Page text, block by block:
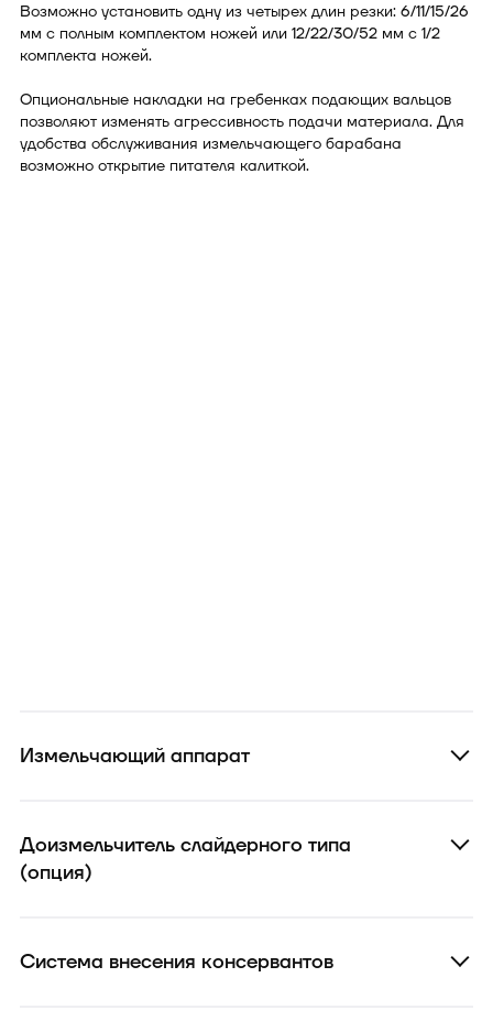
Возможно установить одну из четырех длин резки: 6/11/15/26
мм с полным комплектом ножей или 12/22/30/52 мм с 1/2
комплекта ножей.
Опциональные накладки на гребенках подающих вальцов
позволяют изменять агрессивность подачи материала. Для
удобства обслуживания измельчающего барабана
возможно открытие питателя калиткой.
Измельчающий аппарат
Доизмельчитель слайдерного типа
(опция)
Система внесения консервантов